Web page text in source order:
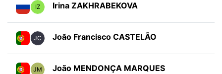
IZ Irina ZAKHRABEKOVA
JC João Francisco CASTELÃO
JM João MENDONÇA MARQUES